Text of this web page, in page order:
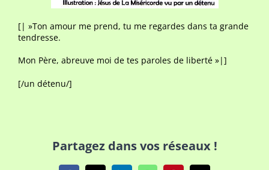
[| »Ton amour me prend, tu me regardes dans ta grande
tendresse.
Mon Père, abreuve moi de tes paroles de liberté »|]
[/un détenu/]
Partagez dans vos réseaux !